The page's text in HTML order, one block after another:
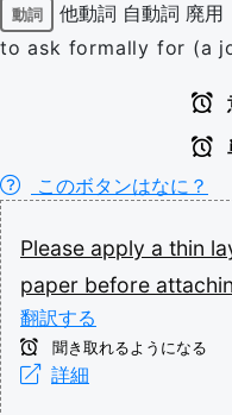
動詞 他動詞 自動詞 廃用
to ask formally for (a
このボタンはなに？
Please apply a thin
paper before
翻訳する
聞き取れるようになる
詳細